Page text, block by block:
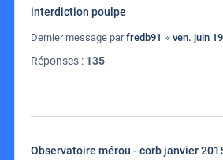
interdiction poulpe
Dernier message parfredb91 « ven. juin
Réponses : 135
Observatoire mérou - corb janvier